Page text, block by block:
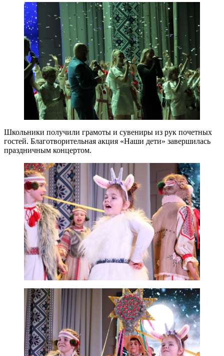
Школьники получили грамоты и сувениры из рук почетных
гостей. Благотворительная акция «Наши дети» завершилась
праздничным концертом.